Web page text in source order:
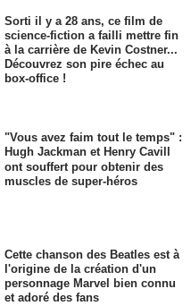
Sorti il y a 28 ans, ce film de
science-fiction a failli mettre fin
à la carrière de Kevin Costner...
Découvrez son pire échec au
box-office !
"Vous avez faim tout le temps" :
Hugh Jackman et Henry Cavill
ont souffert pour obtenir des
muscles de super-héros
Cette chanson des Beatles est à
l'origine de la création d'un
personnage Marvel bien connu
et adoré des fans